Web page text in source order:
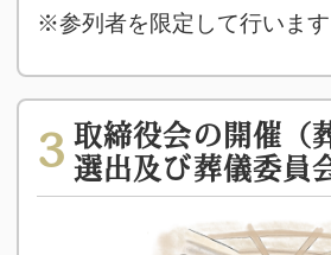
※参列者を限定して行います
3 取締役会の開催（
選出及び葬儀委員